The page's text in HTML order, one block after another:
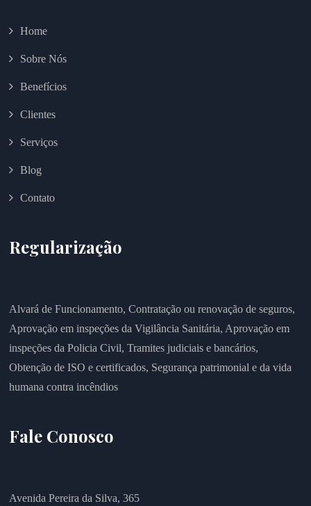
Home
Sobre Nós
Benefícios
Clientes
Serviços
Blog
Contato
Regularização
Alvará de Funcionamento,Contratação ou renovação de seguros,
Aprovação em inspeções da Vigilância Sanitária, Aprovação em
inspeções da Policia Civil,Tramites judiciais e bancários,
Obtenção de ISO e certificados, Segurança patrimonial e da vida
humana contra incêndios
Fale Conosco
Avenida Pereira da Silva, 365